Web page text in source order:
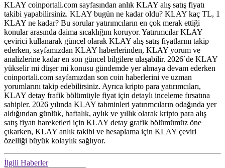
KLAY coinportali.com sayfasından anlık KLAY alış satış fiyatı
takibi yapabilirsiniz. KLAY bugün ne kadar oldu? KLAY kaç TL, 1
KLAY ne kadar? Bu sorular yatırımcıların en çok merak ettiği
konular arasında daima sıcaklığını koruyor. Yatırımcılar KLAY
çevirici kullanarak güncel olarak KLAY alış satış fiyatlarını takip
ederken, sayfamızdan KLAY haberlerinden, KLAY yorum ve
analizlerine kadar en son güncel bilgilere ulaşabilir. 2026`de KLAY
yükselir mi düşer mi konusu gündemde yer almaya devam ederken
coinportali.com sayfamızdan son coin haberlerini ve uzman
yorumlarını takip edebilirsiniz. Ayrıca kripto para yatırımcıları,
KLAY detay frafik bölümüyle fiyat için detaylı inceleme fırsatına
sahipler. 2026 yılında KLAY tahminleri yatırımcıların odağında yer
aldığından günlük, haftalık, aylık ve yıllık olarak kripto para alış
satış fiyatı hareketleri için KLAY detay grafik bölümümüz öne
çıkarken, KLAY anlık takibi ve hesaplama için KLAY çeviri
özelliği büyük kolaylık sağlıyor.
İlgili Haberler